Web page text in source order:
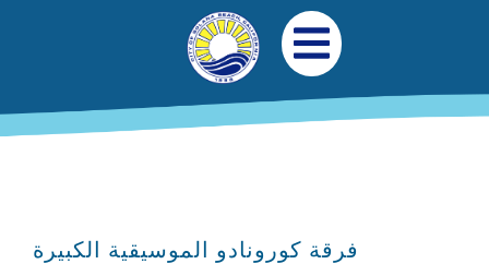
تجاوز إلى المحتوى الرئيسيالتنقل الرئيسي
افتح قائمة الجوال
فرقة كورونادو الموسيقية الكبيرة